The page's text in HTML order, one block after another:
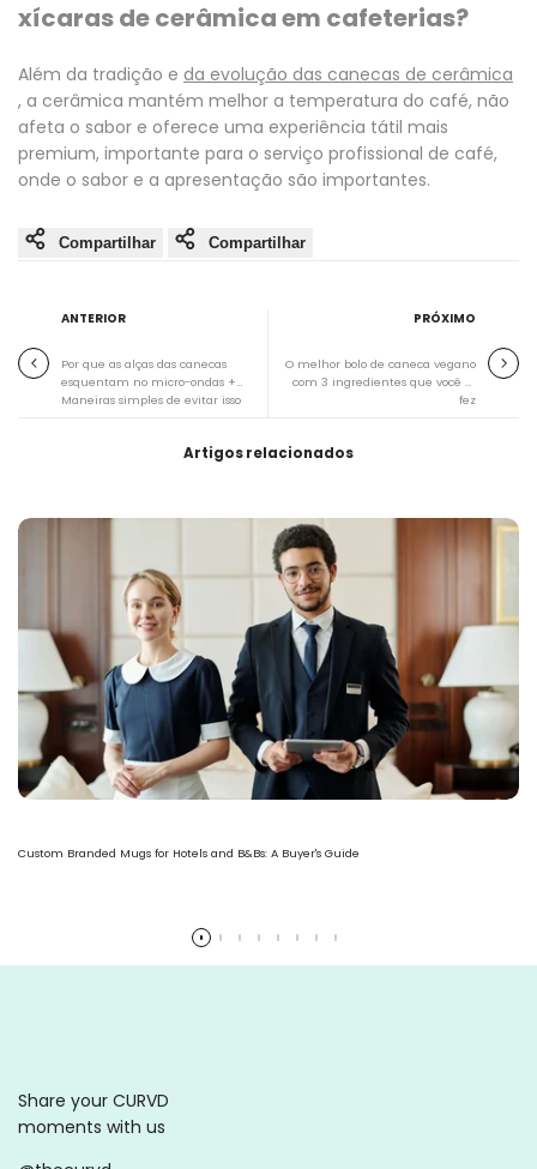
xícaras de cerâmica em cafeterias?
Além da tradição e da evolução das canecas de cerâmica
, a cerâmica mantém melhor a temperatura do café, não
afeta o sabor e oferece uma experiência tátil mais
premium, importante para o serviço profissional de café,
onde o sabor e a apresentação são importantes.
Compartilhar Compartilhar
ANTERIOR
Por que as alças das canecas
esquentam no micro-ondas +
Maneiras simples de evitar isso
PRÓXIMO
O melhor bolo de caneca vegano
com 3 ingredientes que você já
fez
Artigos relacionados
Custom Branded Mugs for Hotels and B&Bs: A Buyer's Guide
Share your CURVD
moments with us